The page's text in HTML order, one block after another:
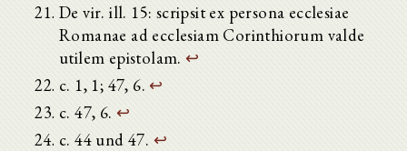
De vir. ill. 15: scripsit ex persona ecclesiae
Romanae ad ecclesiam Corinthiorum valde
utilem epistolam. ↩
c. 1, 1; 47, 6. ↩
c. 47, 6. ↩
c. 44 und 47. ↩